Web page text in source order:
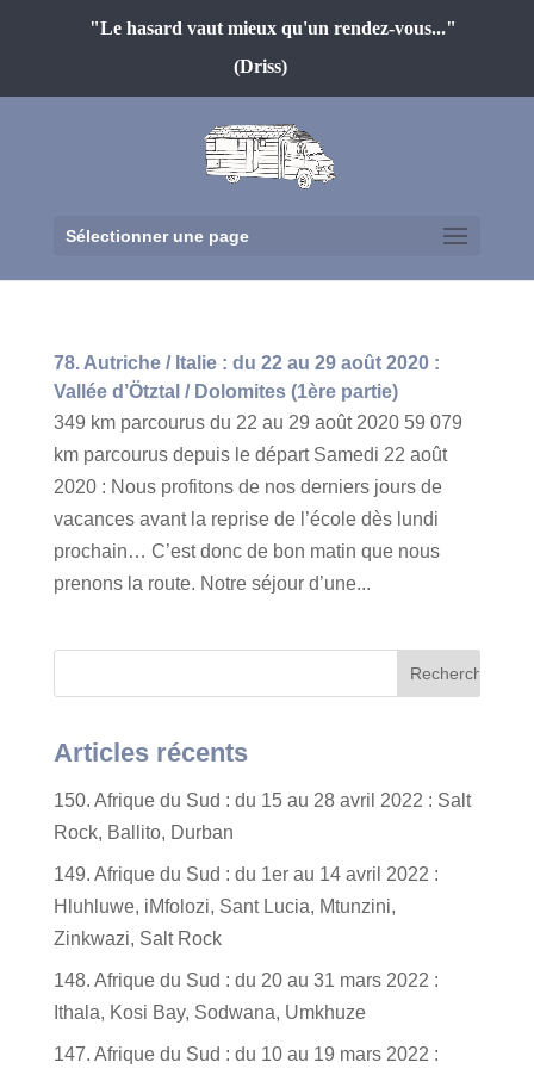
"Le hasard vaut mieux qu'un rendez-vous..."
(Driss)
Sélectionner une page
78. Autriche / Italie : du 22 au 29 août 2020 :
Vallée d’Ötztal / Dolomites (1ère partie)
349 km parcourus du 22 au 29 août 2020 59 079
km parcourus depuis le départ Samedi 22 août
2020 : Nous profitons de nos derniers jours de
vacances avant la reprise de l’école dès lundi
prochain… C’est donc de bon matin que nous
prenons la route. Notre séjour d’une...
Articles récents
150. Afrique du Sud : du 15 au 28 avril 2022 : Salt
Rock, Ballito, Durban
149. Afrique du Sud : du 1er au 14 avril 2022 :
Hluhluwe, iMfolozi, Sant Lucia, Mtunzini,
Zinkwazi, Salt Rock
148. Afrique du Sud : du 20 au 31 mars 2022 :
Ithala, Kosi Bay, Sodwana, Umkhuze
147. Afrique du Sud : du 10 au 19 mars 2022 :